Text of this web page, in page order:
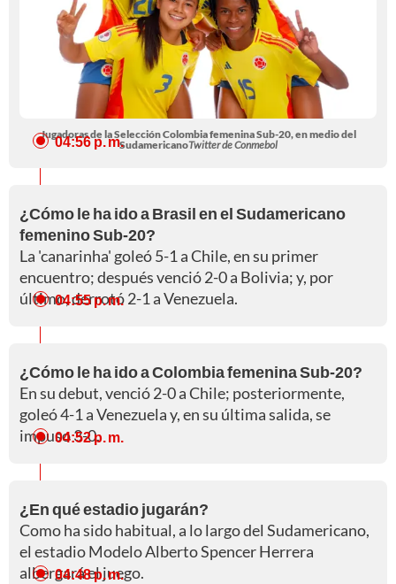
Jugadoras de la Selección Colombia femenina Sub-20, en medio del
SudamericanoTwitter de Conmebol
04:56 p. m.
¿Cómo le ha ido a Brasil en el Sudamericano
femenino Sub-20?
La 'canarinha' goleó 5-1 a Chile, en su primer
encuentro; después venció 2-0 a Bolivia; y, por
último, derrotó 2-1 a Venezuela.
04:55 p. m.
¿Cómo le ha ido a Colombia femenina Sub-20?
En su debut, venció 2-0 a Chile; posteriormente,
goleó 4-1 a Venezuela y, en su última salida, se
impuso 3-0.
04:52 p. m.
¿En qué estadio jugarán?
Como ha sido habitual, a lo largo del Sudamericano,
el estadio Modelo Alberto Spencer Herrera
albergará el juego.
04:48 p. m.